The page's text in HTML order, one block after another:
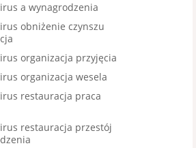
a wynagrodzenia
obniżenie czynszu
organizacja przyjęcia
organizacja wesela
restauracja praca
restauracja przestój